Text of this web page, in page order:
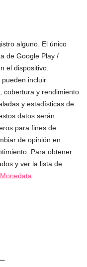
alguno. El único
de Google Play /
el dispositivo.
incluir
cobertura y rendimiento
y estadísticas de
datos serán
para fines de
de opinión en
Para obtener
y ver la lista de
Monedata